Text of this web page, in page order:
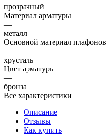
прозрачный
Материал арматуры
—
металл
Основной материал плафонов
—
хрусталь
Цвет арматуры
—
бронза
Все характеристики
Описание
Отзывы
Как купить